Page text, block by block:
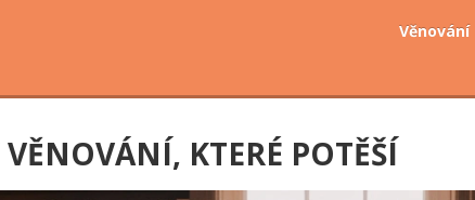
Věnování
KTERÉ POTĚŠÍ